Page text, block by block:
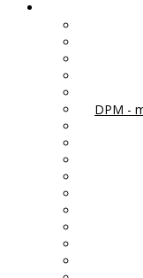
DPM -